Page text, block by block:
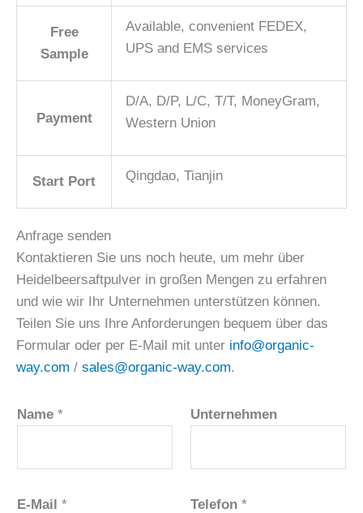
Free
Sample
Available, convenient FEDEX,
UPS and EMS services
Payment
D/A, D/P, L/C, T/T, MoneyGram,
Western Union
Start Port Qingdao, Tianjin
Anfrage senden
Kontaktieren Sie uns noch heute, um mehr über
Heidelbeersaftpulver in großen Mengen zu erfahren
und wie wir Ihr Unternehmen unterstützen können.
Teilen Sie uns Ihre Anforderungen bequem über das
Formular oder per E-Mail mit unter info@organic-
way.com / sales@organic-way.com.
Name * Unternehmen
E-Mail * Telefon *